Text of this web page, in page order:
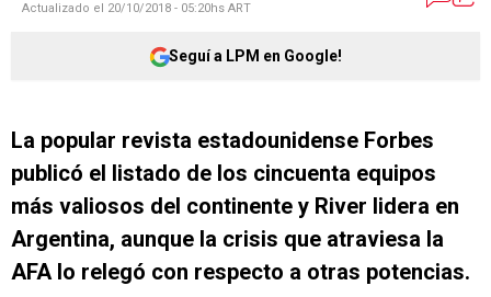
Actualizado el 20/10/2018 - 05:20hs ART
Seguí a LPM en Google!
La popular revista estadounidense Forbes
publicó el listado de los cincuenta equipos
más valiosos del continente y River lidera en
Argentina, aunque la crisis que atraviesa la
AFA lo relegó con respecto a otras potencias.